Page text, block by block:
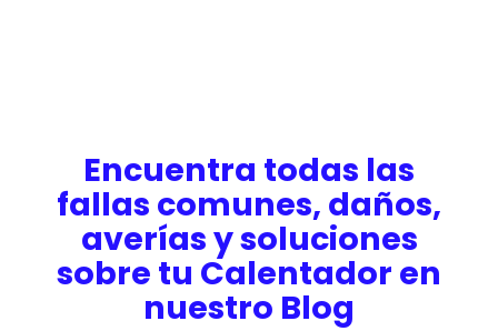
Encuentra todas las
fallas comunes, daños,
averías y soluciones
sobre tu Calentador en
nuestro Blog